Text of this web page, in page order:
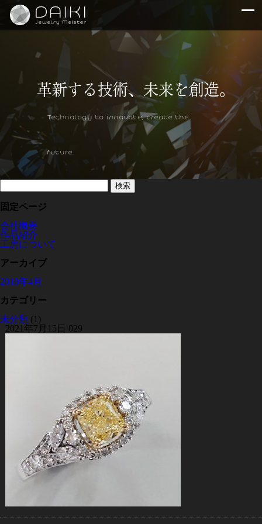
Technology to innovate, create the
future.
検
索:
固定ページ
会社概要
作品紹介
工房について
アーカイブ
2018年4月
カテゴリー
未分類 (1)
2021年7月15日 029